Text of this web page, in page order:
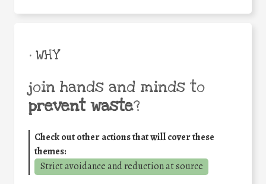
• WHY
join hands and minds to
prevent waste?
Check out other actions that will cover these
themes:
Strict avoidance and reduction at source